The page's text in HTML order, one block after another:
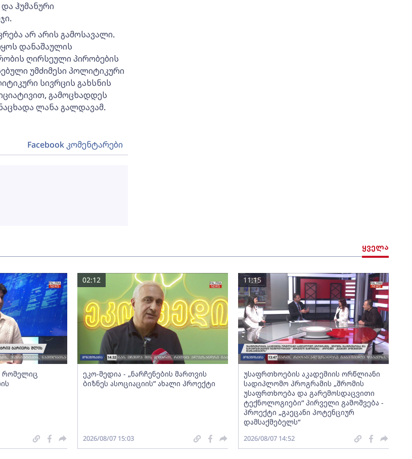
ჰუმანური
არ არის გამოსავალი.
დანაშაულის
ღირსეული პირობების
უმძიმესი პოლიტიკური
სივრცის გახსნის
გამოცხადდეს
ლანა გალდავამ.
ყველა
რომელიც
ეკო-მედია - „ნარჩენების მართვის
ბიზნეს ასოციაციის” ახალი პროექტი
02:12
2026/08/07 15:03
უსაფრთხოების აკადემიის ორწლიანი
სადიპლომო პროგრამის „შრომის
უსაფრთხოება და გარემოსდაცვითი
ტექნოლოგიები“ პირველი გამოშვება -
პროექტი „გაეცანი პოტენციურ
დამსაქმებელს“
11:15
2026/08/07 14:52
Facebook კომენტარები